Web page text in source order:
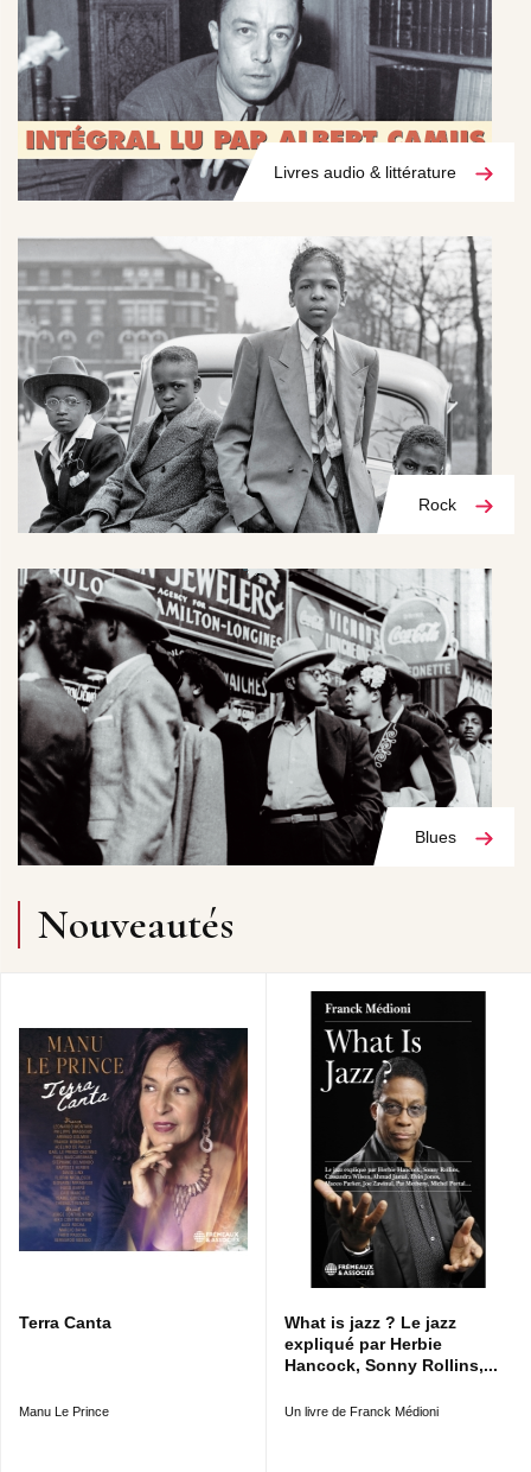
Livres audio & littérature
Rock
Blues
Nouveautés
Terra Canta
Manu Le Prince
What is jazz ? Le jazz
expliqué par Herbie
Hancock, Sonny Rollins,...
Un livre de Franck Médioni